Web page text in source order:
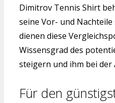
Dimitrov Tennis Shirt
seine Vor- und
dienen diese
Wissensgrad des
steigern und ihm bei der
Für den